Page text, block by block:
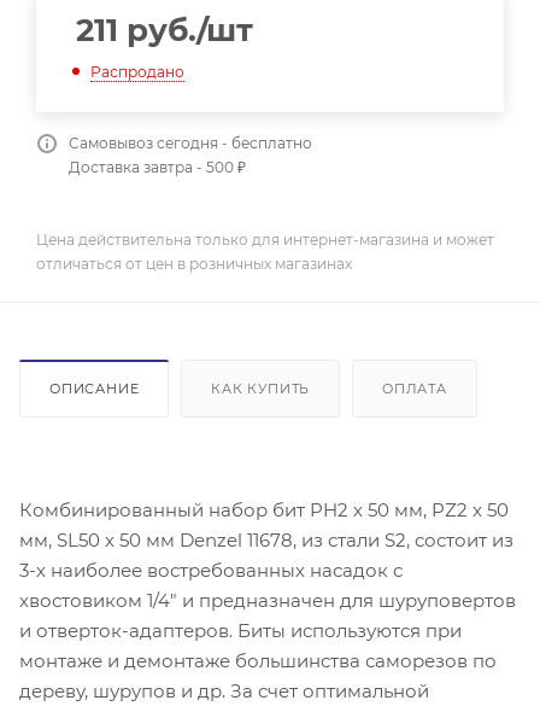
211 руб./шт
Распродано
Самовывоз сегодня - бесплатно
Доставка завтра - 500 ₽
Цена действительна только для интернет-магазина и может
отличаться от цен в розничных магазинах
ОПИСАНИЕ КАК КУПИТЬ ОПЛАТА
Комбинированный набор бит PH2 х 50 мм, PZ2 х 50
мм, SL50 х 50 мм Denzel 11678, из стали S2, состоит из
3-х наиболее востребованных насадок с
хвостовиком 1/4" и предназначен для шуруповертов
и отверток-адаптеров. Биты используются при
монтаже и демонтаже большинства саморезов по
дереву, шурупов и др. За счет оптимальной